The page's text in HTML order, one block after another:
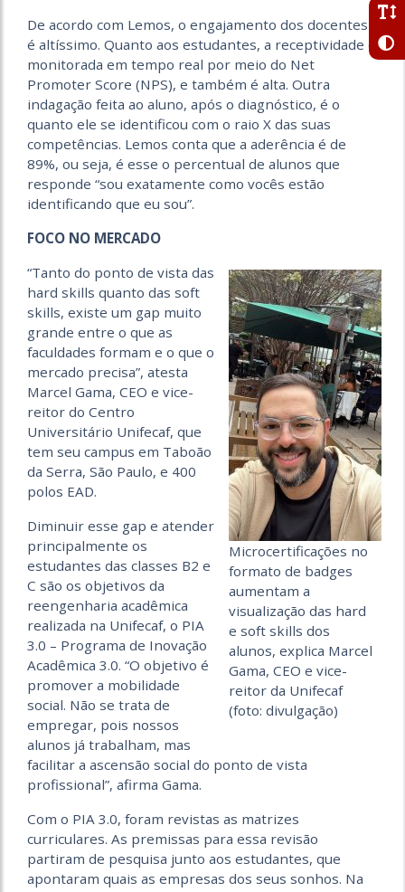
De acordo com Lemos, o engajamento dos docentes
é altíssimo. Quanto aos estudantes, a receptividade é
monitorada em tempo real por meio do Net
Promoter Score (NPS), e também é alta. Outra
indagação feita ao aluno, após o diagnóstico, é o
quanto ele se identificou com o raio X das suas
competências. Lemos conta que a aderência é de
89%, ou seja, é esse o percentual de alunos que
responde “sou exatamente como vocês estão
identificando que eu sou”.
FOCO NO MERCADO
Microcertificações no
formato de badges
aumentam a
visualização das hard
e soft skills dos
alunos, explica Marcel
Gama, CEO e vice-
reitor da Unifecaf
(foto: divulgação)
“Tanto do ponto de vista das
hard skills quanto das soft
skills, existe um gap muito
grande entre o que as
faculdades formam e o que o
mercado precisa”, atesta
Marcel Gama, CEO e vice-
reitor do Centro
Universitário Unifecaf, que
tem seu campus em Taboão
da Serra, São Paulo, e 400
polos EAD.
Diminuir esse gap e atender
principalmente os
estudantes das classes B2 e
C são os objetivos da
reengenharia acadêmica
realizada na Unifecaf, o PIA
3.0 – Programa de Inovação
Acadêmica 3.0. “O objetivo é
promover a mobilidade
social. Não se trata de
empregar, pois nossos
alunos já trabalham, mas
facilitar a ascensão social do ponto de vista
profissional”, afirma Gama.
Com o PIA 3.0, foram revistas as matrizes
curriculares. As premissas para essa revisão
partiram de pesquisa junto aos estudantes, que
apontaram quais as empresas dos seus sonhos. Na